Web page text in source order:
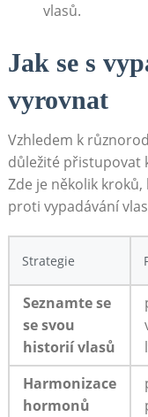
vlasů.
Jak se s
vyrovnat
Vzhledem k
důležité přistupovat
Zde je několik
proti vypadávání
Strategie
Seznamte se
se svou
historií ‍vlasů
Harmonizace
hormonů